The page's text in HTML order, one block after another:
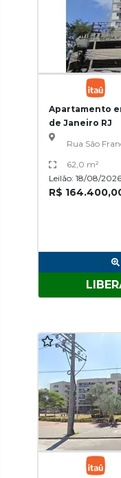
Apartamento
de Janeiro RJ
Rua São
62,0 m²
Leilão: 18/08/
R$